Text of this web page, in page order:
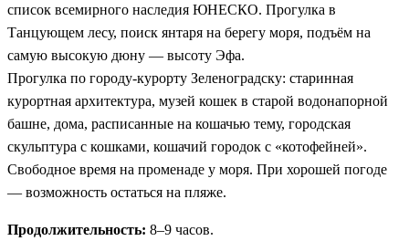
список всемирного наследия ЮНЕСКО. Прогулка в
Танцующем лесу, поиск янтаря на берегу моря, подъём на
самую высокую дюну — высоту Эфа.
Прогулка по городу-курорту Зеленоградску: старинная
курортная архитектура, музей кошек в старой водонапорной
башне, дома, расписанные на кошачью тему, городская
скульптура с кошками, кошачий городок с «котофейней».
Свободное время на променаде у моря. При хорошей погоде
— возможность остаться на пляже.
Продолжительность: 8–9 часов.